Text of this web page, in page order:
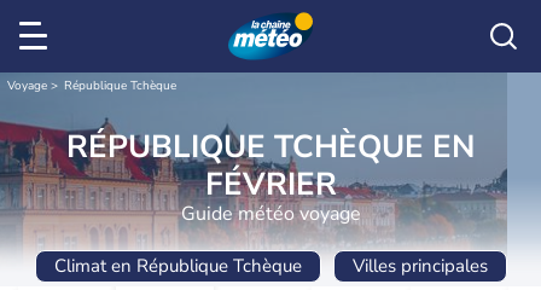
Voyage République Tchèque
RÉPUBLIQUE TCHÈQUE EN
FÉVRIER
Guide météo voyage
Climat en République Tchèque Villes principales